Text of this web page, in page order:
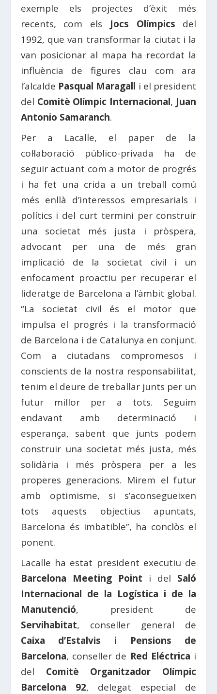
exemple els projectes d’èxit més
recents, com els Jocs Olímpics del
1992, que van transformar la ciutat i la
van posicionar al mapa ha recordat la
influència de figures clau com ara
l’alcalde Pasqual Maragall i el president
del Comitè Olímpic Internacional, Juan
Antonio Samaranch.
Per a Lacalle, el paper de la
col·laboració público-privada ha de
seguir actuant com a motor de progrés
i ha fet una crida a un treball comú
més enllà d’interessos empresarials i
polítics i del curt termini per construir
una societat més justa i pròspera,
advocant per una de més gran
implicació de la societat civil i un
enfocament proactiu per recuperar el
lideratge de Barcelona a l’àmbit global.
“La societat civil és el motor que
impulsa el progrés i la transformació
de Barcelona i de Catalunya en conjunt.
Com a ciutadans compromesos i
conscients de la nostra responsabilitat,
tenim el deure de treballar junts per un
futur millor per a tots. Seguim
endavant amb determinació i
esperança, sabent que junts podem
construir una societat més justa, més
solidària i més pròspera per a les
properes generacions. Mirem el futur
amb optimisme, si s’aconsegueixen
tots aquests objectius apuntats,
Barcelona és imbatible”, ha conclòs el
ponent.
Lacalle ha estat president executiu de
Barcelona Meeting Point i del Saló
Internacional de la Logística i de la
Manutenció, president de
Servihabitat, conseller general de
Caixa d’Estalvis i Pensions de
Barcelona, ​​conseller de Red Eléctrica i
del Comitè Organitzador Olímpic
Barcelona 92, delegat especial de